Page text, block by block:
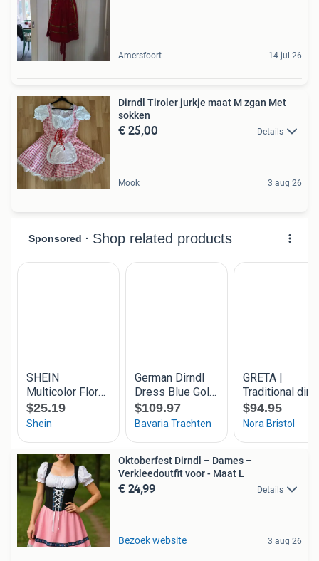
Amersfoort 14 jul 26
Dirndl Tiroler jurkje maat M zgan Met
sokken
€ 25,00 Details
Mook 3 aug 26
Oktoberfest Dirndl – Dames –
Verkleedoutfit voor - Maat L
€ 24,99 Details
Bezoek website 3 aug 26